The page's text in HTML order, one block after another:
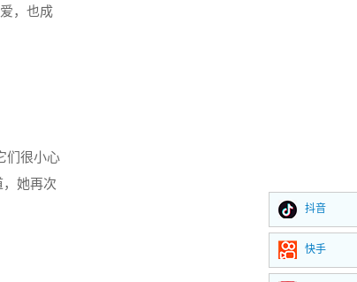
，也成
们很小心
她再次
抖音
快手